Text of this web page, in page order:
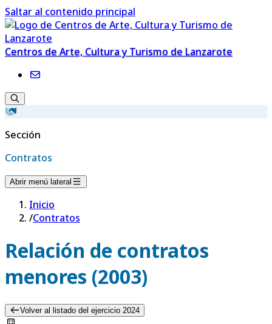
Saltar al contenido principal
Centros de Arte, Cultura y Turismo de Lanzarote
Sección
Contratos
Abrir menú lateral
Inicio
/Contratos
Relación de contratos
menores (2003)
Volver al listado del ejercicio 2024